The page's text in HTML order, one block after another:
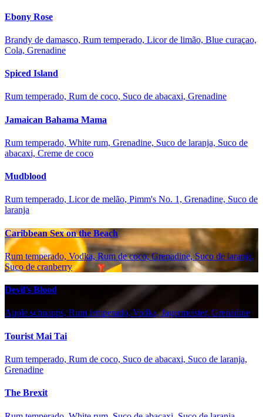
Ebony Rose
Brandy de damasco, Rum temperado, Licor de limão, Blue curaçao,
Cola, Grenadine
Spiced Island
Rum temperado, Rum de coco, Suco de abacaxi, Grenadine
Jamaican Bahama Mama
Rum temperado, White rum, Grenadine, Suco de laranja, Suco de
abacaxi, Creme de coco
Mudblood
Rum temperado, Licor de melão, Pimm's No. 1, Grenadine, Suco de
laranja
Caribbean Sex on the Beach
Rum temperado, Vodka, Rum de coco, Grenadine, Suco de laranja,
Suco de cranberry
Devil’s Blood
Apple schnapps, Rum temperado, Vodka, Jagermeister, Grenadine
Tourist Mai Tai
Rum temperado, Rum de coco, Suco de abacaxi, Suco de laranja,
Grenadine
The Brexit